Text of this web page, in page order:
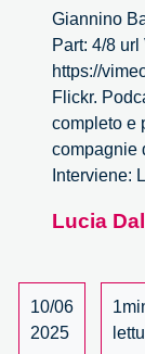
Giannino
Part: 4/8 url
https://
Flickr.
completo e
compagnie
Interviene:
Lucia
10/06
2025